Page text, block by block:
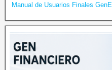
Manual de Usuarios Finales